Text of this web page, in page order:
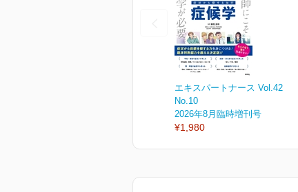
エキスパートナース Vol.42
No.10
2026年8月臨時増刊号
¥1,980